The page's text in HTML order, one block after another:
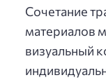
Сочетание
материалов
визуальный